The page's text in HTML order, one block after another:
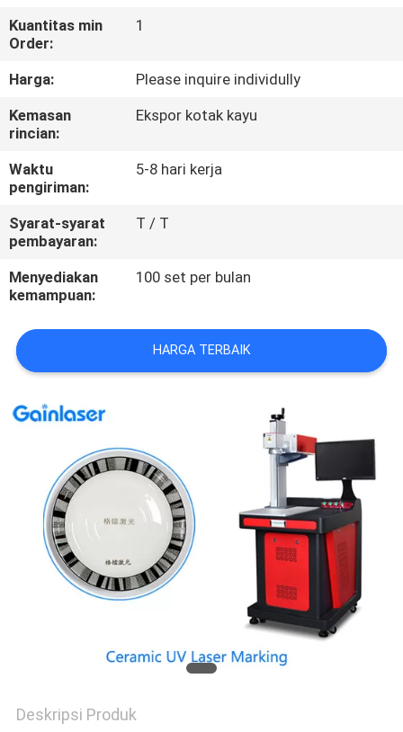
KONTROL
KUALITAS
HUBUNGI
KAMI
PERMINTAAN
PENAWARAN
SITEMAP
PRIVACY
POLICY
Kuantitas min
Order:
1
Harga:
Please inquire individully
Kemasan
rincian:
Ekspor kotak kayu
Waktu
pengiriman:
5-8 hari kerja
Syarat-syarat
pembayaran:
T / T
Menyediakan
kemampuan:
100 set per bulan
HARGA TERBAIK
Deskripsi Produk